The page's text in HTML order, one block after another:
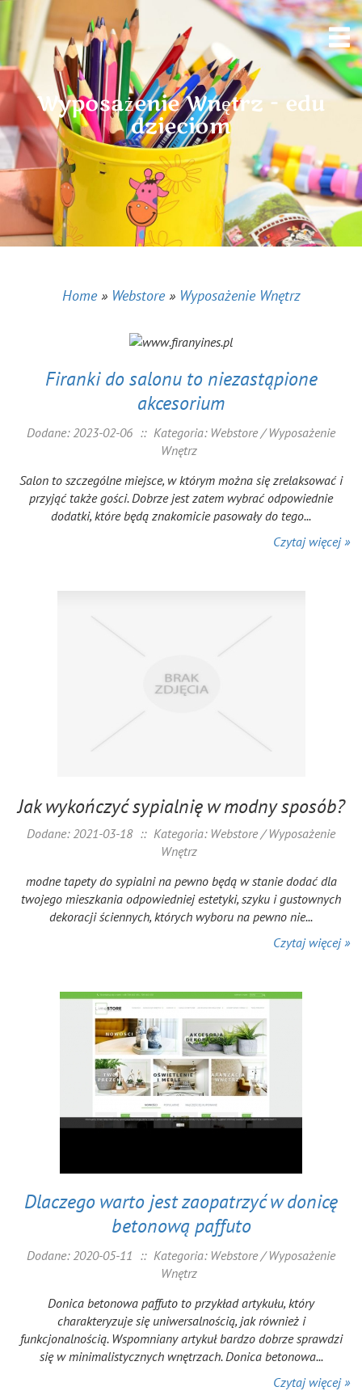
Wyposażenie Wnętrz - edu
dzieciom
Home» Webstore» Wyposażenie Wnętrz
Firanki do salonu to niezastąpione
akcesorium
Dodane: 2023-02-06 :: Kategoria: Webstore / Wyposażenie
Wnętrz
Salon to szczególne miejsce, w którym można się zrelaksować i
przyjąć także gości. Dobrze jest zatem wybrać odpowiednie
dodatki, które będą znakomicie pasowały do tego...
Czytaj więcej »
Jak wykończyć sypialnię w modny sposób?
Dodane: 2021-03-18 :: Kategoria: Webstore / Wyposażenie
Wnętrz
modne tapety do sypialni na pewno będą w stanie dodać dla
twojego mieszkania odpowiedniej estetyki, szyku i gustownych
dekoracji ściennych, których wyboru na pewno nie...
Czytaj więcej »
Dlaczego warto jest zaopatrzyć w donicę
betonową paffuto
Dodane: 2020-05-11 :: Kategoria: Webstore / Wyposażenie
Wnętrz
Donica betonowa paffuto to przykład artykułu, który
charakteryzuje się uniwersalnością, jak również i
funkcjonalnością. Wspomniany artykuł bardzo dobrze sprawdzi
się w minimalistycznych wnętrzach. Donica betonowa...
Czytaj więcej »